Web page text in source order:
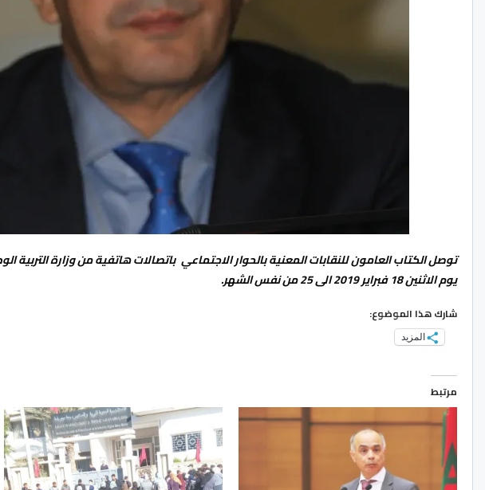
توصل الكتاب العامون للنقابات المعنية بالحوار الاجتماعي باتصالات هاتفية من وزارة التربية
يوم الاثنين 18 فبراير 2019 الى 25 من نفس الشهر.
شارك هذا الموضوع:
المزيد
مرتبط